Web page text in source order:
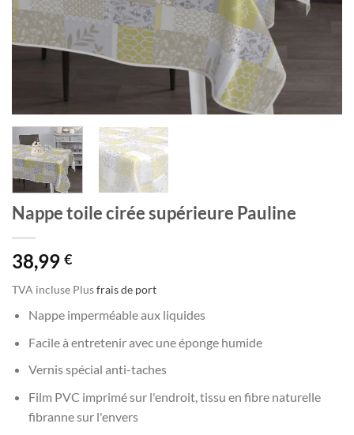
Nappe toile cirée supérieure Pauline
38,99 €
TVA incluse Plusfrais de port
Nappe imperméable aux liquides
Facile à entretenir avec une éponge humide
Vernis spécial anti-taches
Film PVC imprimé sur l'endroit, tissu en fibre naturelle
fibranne sur l'envers